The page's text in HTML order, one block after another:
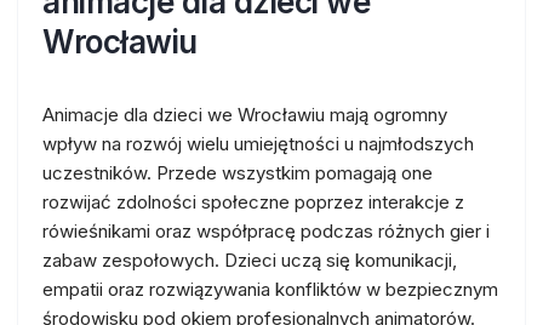
Wrocławiu
Animacje dla dzieci we Wrocławiu mają ogromny
wpływ na rozwój wielu umiejętności u najmłodszych
uczestników. Przede wszystkim pomagają one
rozwijać zdolności społeczne poprzez interakcje z
rówieśnikami oraz współpracę podczas różnych gier i
zabaw zespołowych. Dzieci uczą się komunikacji,
empatii oraz rozwiązywania konfliktów w bezpiecznym
środowisku pod okiem profesjonalnych animatorów.